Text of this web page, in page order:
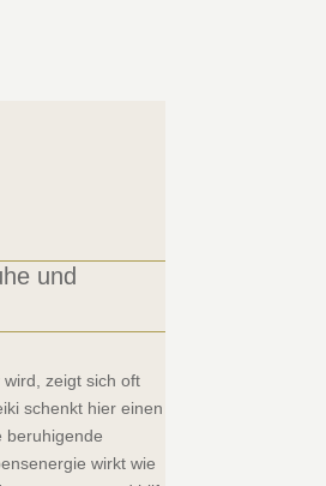
und
zeigt sich oft
schenkt hier einen
beruhigende
wirkt wie